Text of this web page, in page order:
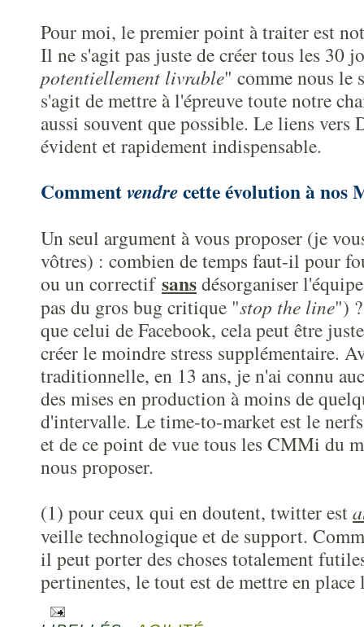
Pour moi, le premier point à traiter est
Il ne s'agit pas juste de créer tous les 30
potentiellement livrable" comme nous le
s'agit de mettre à l'épreuve toute notre
aussi souvent que possible. Le liens vers
évident et rapidement indispensable.
Commentvendrecette évolution à nos
Un seul argument à vous proposer (je
vôtres) : combien de temps faut-il pour
ou un correctif sansdésorganiser
pas du gros bug critique "stop the line")
que celui de Facebook, cela peut être
créer le moindre stress supplémentaire.
traditionnelle, en 13 ans, je n'ai connu
des mises en production à moins de
d'intervalle. Le time-to-market est le
et de ce point de vue tous les CMMi du
nous proposer.
(1) pour ceux qui en doutent, twitter est
veille technologique et de support.
il peut porter des choses totalement
pertinentes, le tout est de mettre en